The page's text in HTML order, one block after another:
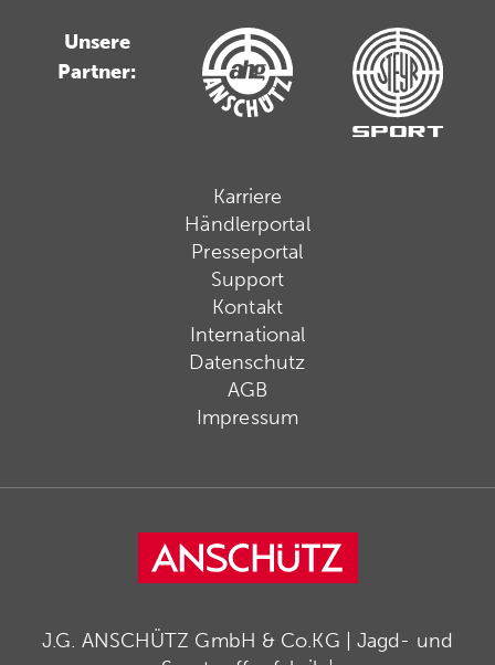
Unsere
Partner:
Karriere
Händlerportal
Presseportal
Support
Kontakt
International
Datenschutz
AGB
Impressum
J.G. ANSCHÜTZ GmbH & Co.KG | Jagd- und